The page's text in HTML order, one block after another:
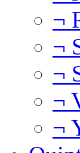
¬
¬
¬
¬
¬